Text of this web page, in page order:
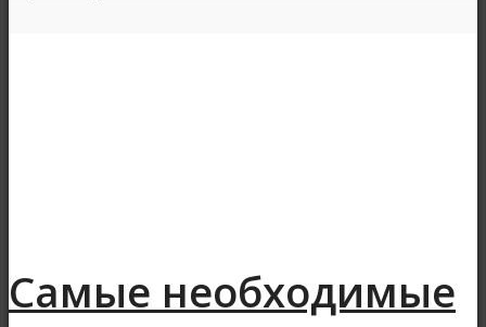
Самые необходимые